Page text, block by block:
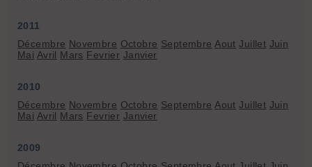
2011
Décembre Novembre Octobre Septembre Aout Juillet Juin
Mai Avril Mars Fevrier Janvier
2010
Décembre Novembre Octobre Septembre Aout Juillet Juin
Mai Avril Mars Fevrier Janvier
2009